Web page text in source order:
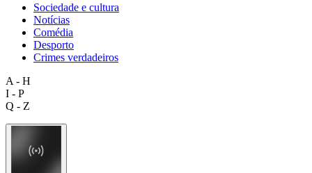
Sociedade e cultura
Notícias
Comédia
Desporto
Crimes verdadeiros
A - H
I - P
Q - Z